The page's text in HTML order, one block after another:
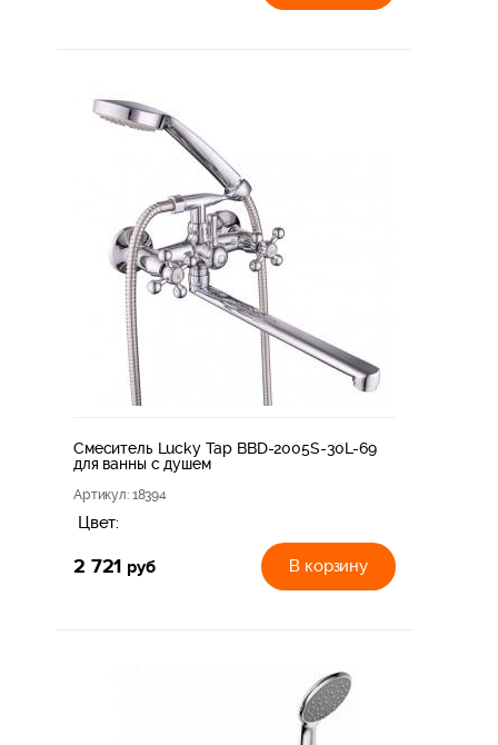
Смеситель Lucky Tap BBD-2005S-30L-69
для ванны с душем
Артикул: 18394
Цвет:
2 721 руб В корзину